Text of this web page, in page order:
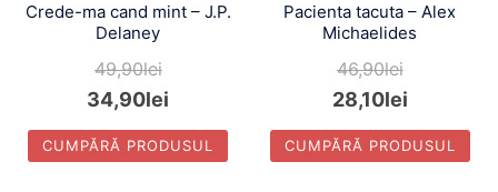
Crede-ma cand mint – J.P.
Delaney
49,90lei
34,90lei
CUMPĂRĂ PRODUSUL
Pacienta tacuta – Alex
Michaelides
46,90lei
28,10lei
CUMPĂRĂ PRODUSUL